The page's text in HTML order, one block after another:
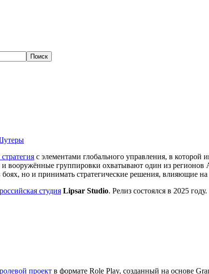
с элементами глобального управления, в которой
вооружённые группировки охватывают один из регионов
боях, но и принимать стратегические решения, влияющие
российская студия Lipsar Studio. Релиз состоялся в 2025 году.
ролевой проект в формате Role Play, созданный на основе